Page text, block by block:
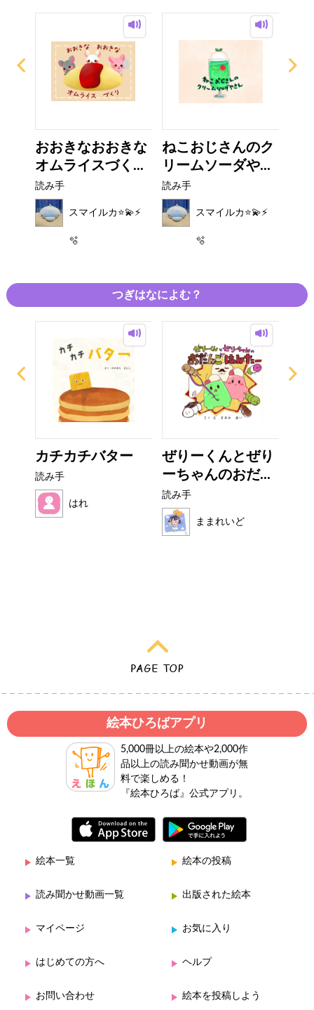
おおきなおおきな
オムライスづく...
読み手
スマイルカ⭐️💫⚡️
🫧
ねこおじさんのク
リームソーダや...
読み手
スマイルカ⭐️💫⚡️
🫧
つぎはなによむ？
カチカチバター
読み手
はれ
ぜりーくんとぜり
ーちゃんのおだ...
読み手
ままれいど
絵本ひろばアプリ
5,000冊以上の絵本や2,000作
品以上の読み聞かせ動画が無
料で楽しめる！
『絵本ひろば』公式アプリ。
絵本一覧 絵本の投稿
読み聞かせ動画一覧 出版された絵本
マイページ お気に入り
はじめての方へ ヘルプ
お問い合わせ 絵本を投稿しよう